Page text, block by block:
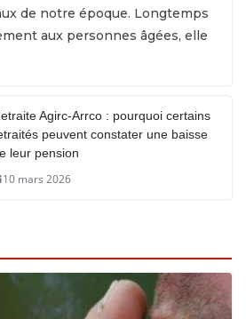
de notre époque. Longtemps
aux personnes âgées, elle
Agirc-Arrco : pourquoi certains
peuvent constater une baisse
leur pension
10 mars 2026